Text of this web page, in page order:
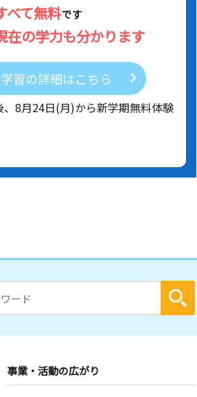
べて無料です
在の学力も分かります
習の詳細はこちら
8月24日(月)から新学期無料体験
事業・活動の広がり